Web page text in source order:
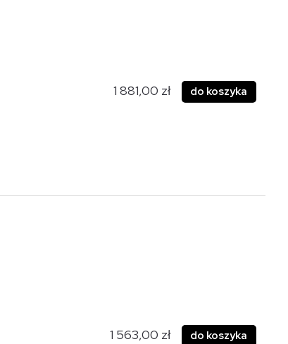
1 881,00 zł do koszyka
1 563,00 zł do koszyka